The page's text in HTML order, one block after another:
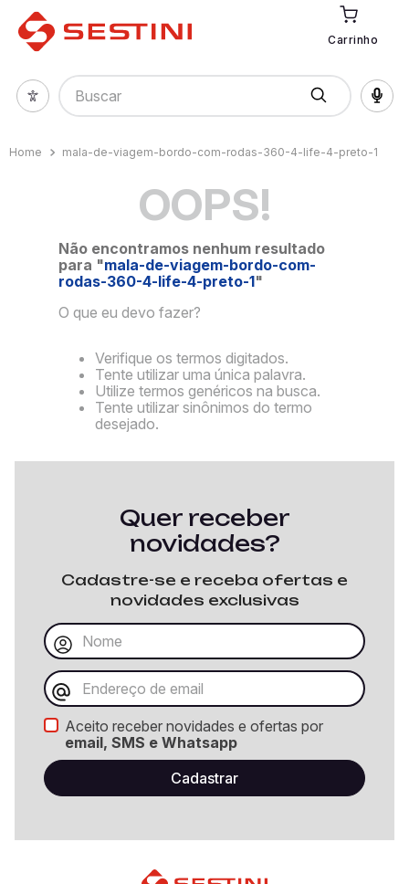
Carrinho
Buscar
mala-de-viagem-bordo-com-rodas-360-4-life-4-preto-1
OOPS!
Não encontramos nenhum resultado
para "mala-de-viagem-bordo-com-
rodas-360-4-life-4-preto-1"
O que eu devo fazer?
Verifique os termos digitados.
Tente utilizar uma única palavra.
Utilize termos genéricos na busca.
Tente utilizar sinônimos do termo
desejado.
Quer receber
novidades?
Cadastre-se e receba ofertas e
novidades exclusivas
Aceito receber novidades e ofertas por
email, SMS e Whatsapp